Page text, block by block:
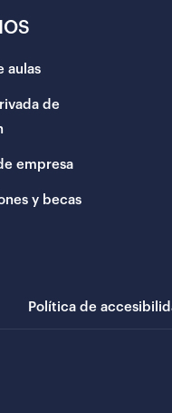
aulas
de
empresa
y becas
Política de